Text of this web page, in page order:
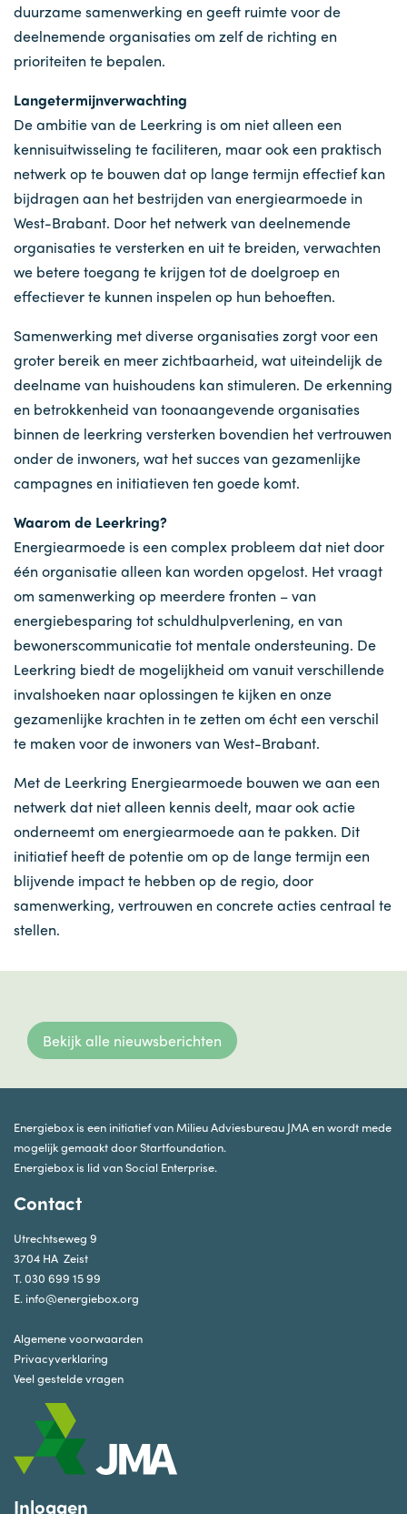
duurzame samenwerking en geeft ruimte voor de
deelnemende organisaties om zelf de richting en
prioriteiten te bepalen.
Langetermijnverwachting
De ambitie van de Leerkring is om niet alleen een
kennisuitwisseling te faciliteren, maar ook een praktisch
netwerk op te bouwen dat op lange termijn effectief kan
bijdragen aan het bestrijden van energiearmoede in
West-Brabant. Door het netwerk van deelnemende
organisaties te versterken en uit te breiden, verwachten
we betere toegang te krijgen tot de doelgroep en
effectiever te kunnen inspelen op hun behoeften.
Samenwerking met diverse organisaties zorgt voor een
groter bereik en meer zichtbaarheid, wat uiteindelijk de
deelname van huishoudens kan stimuleren. De erkenning
en betrokkenheid van toonaangevende organisaties
binnen de leerkring versterken bovendien het vertrouwen
onder de inwoners, wat het succes van gezamenlijke
campagnes en initiatieven ten goede komt.
Waarom de Leerkring?
Energiearmoede is een complex probleem dat niet door
één organisatie alleen kan worden opgelost. Het vraagt
om samenwerking op meerdere fronten – van
energiebesparing tot schuldhulpverlening, en van
bewonerscommunicatie tot mentale ondersteuning. De
Leerkring biedt de mogelijkheid om vanuit verschillende
invalshoeken naar oplossingen te kijken en onze
gezamenlijke krachten in te zetten om écht een verschil
te maken voor de inwoners van West-Brabant.
Met de Leerkring Energiearmoede bouwen we aan een
netwerk dat niet alleen kennis deelt, maar ook actie
onderneemt om energiearmoede aan te pakken. Dit
initiatief heeft de potentie om op de lange termijn een
blijvende impact te hebben op de regio, door
samenwerking, vertrouwen en concrete acties centraal te
stellen.
Bekijk alle nieuwsberichten
Energiebox is een initiatief van Milieu Adviesbureau JMA en wordt mede
mogelijk gemaakt doorStartfoundation.
Energiebox is lid vanSocial Enterprise.
Contact
Utrechtseweg 9
3704 HA Zeist
T.030 699 15 99
E.info@energiebox.org
Algemene voorwaarden
Privacyverklaring
Veel gestelde vragen
Inloggen